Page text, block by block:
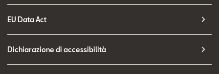
EU Data Act
Dichiarazione di accessibilità